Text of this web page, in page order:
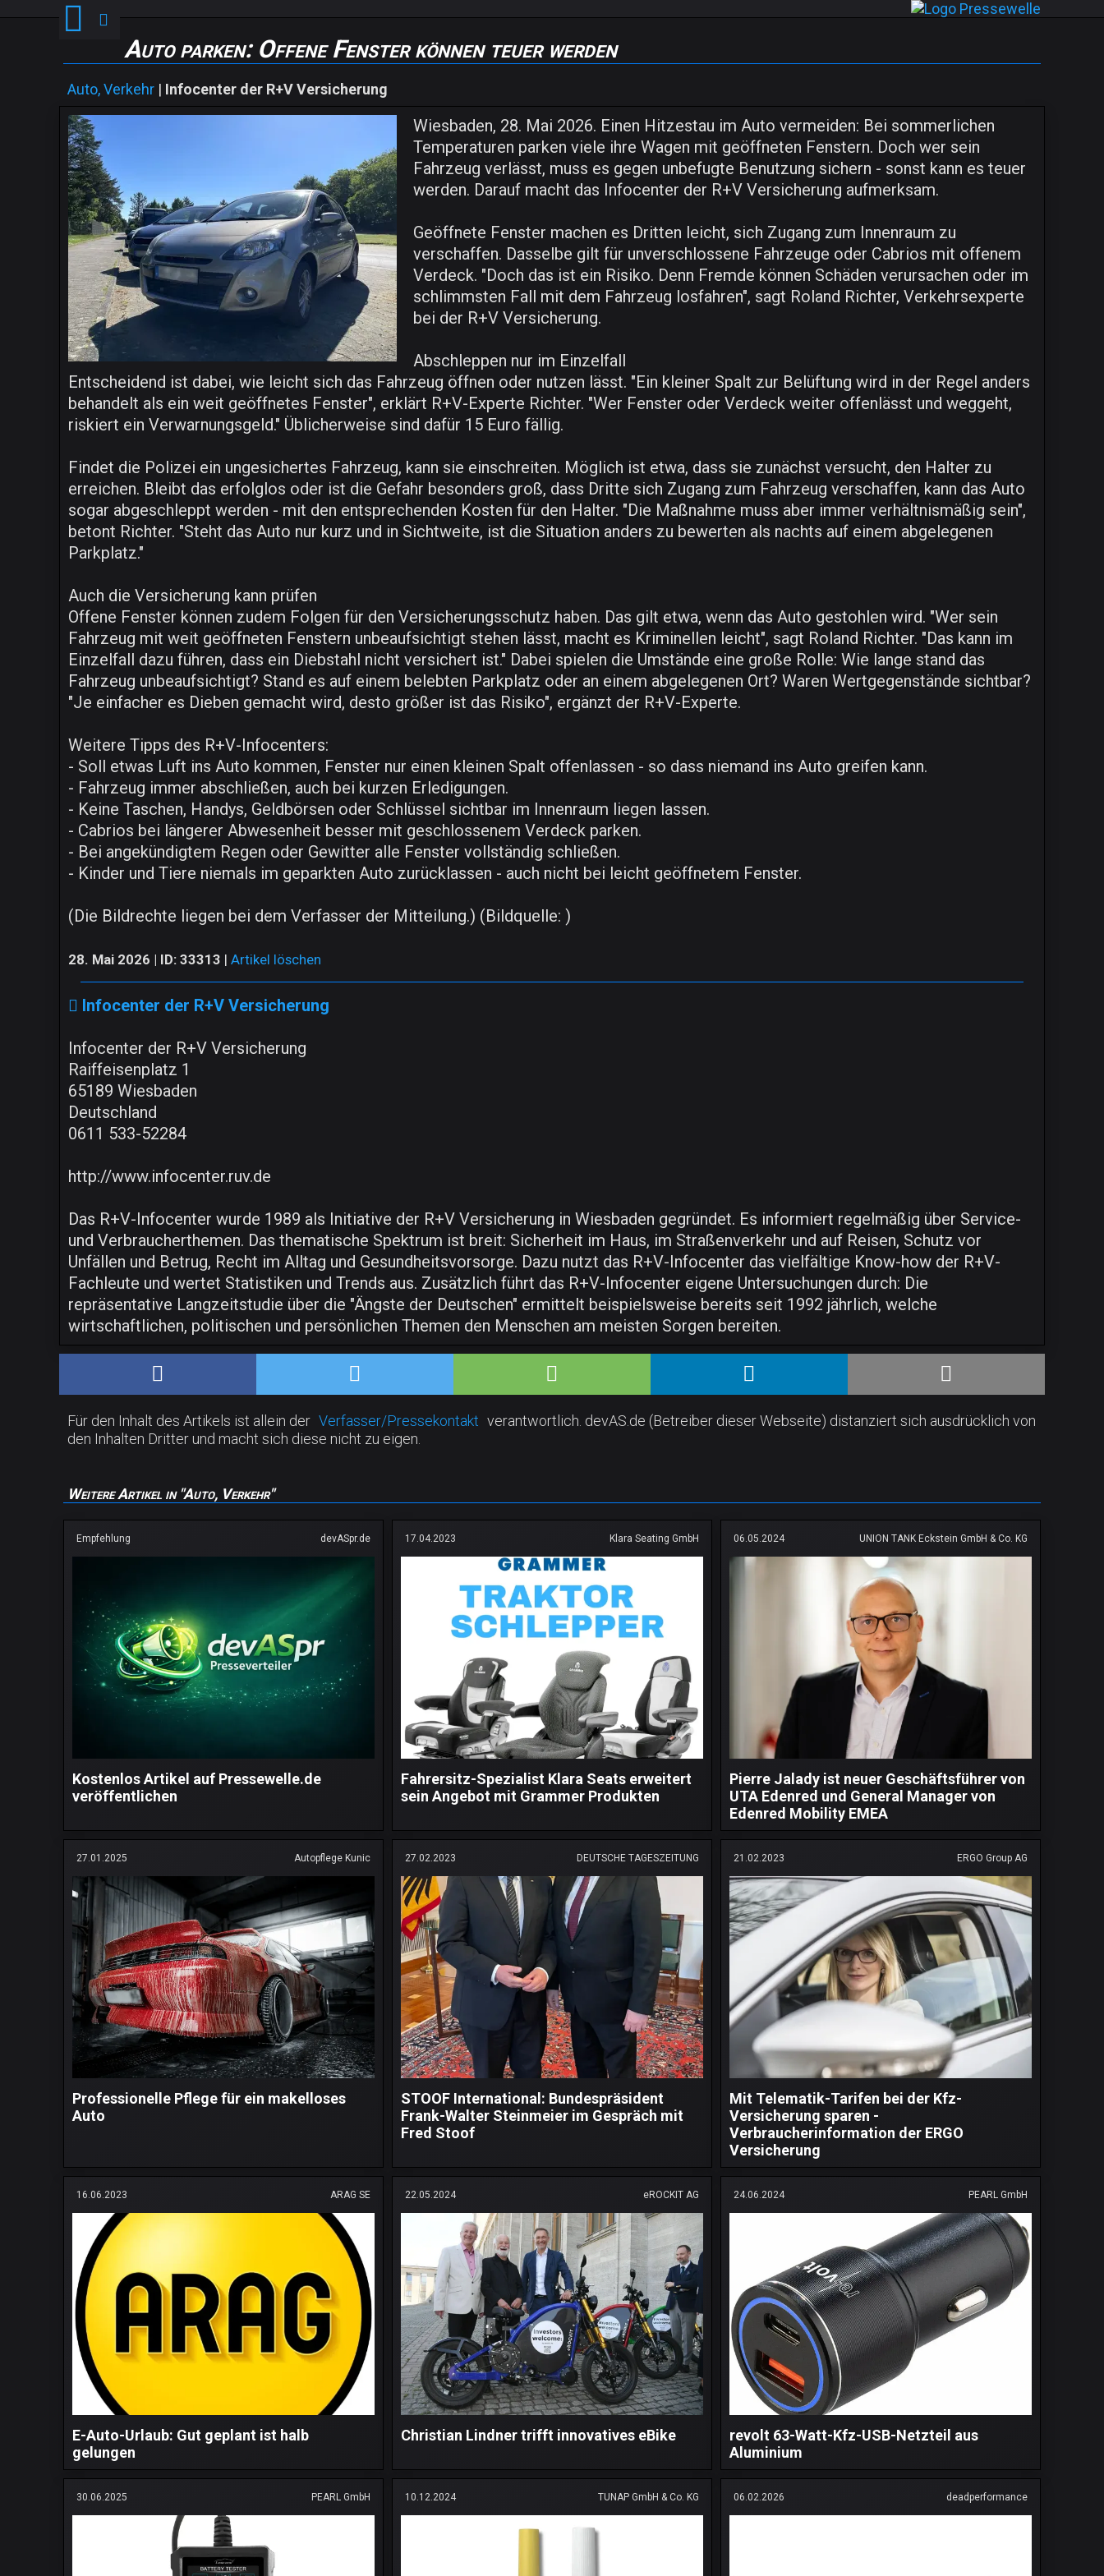
Auto parken: Offene Fenster können teuer werden
Auto, Verkehr | Infocenter der R+V Versicherung
Wiesbaden, 28. Mai 2026. Einen Hitzestau im Auto vermeiden: Bei sommerlichen
Temperaturen parken viele ihre Wagen mit geöffneten Fenstern. Doch wer sein
Fahrzeug verlässt, muss es gegen unbefugte Benutzung sichern - sonst kann es teuer
werden. Darauf macht das Infocenter der R+V Versicherung aufmerksam.
Geöffnete Fenster machen es Dritten leicht, sich Zugang zum Innenraum zu
verschaffen. Dasselbe gilt für unverschlossene Fahrzeuge oder Cabrios mit offenem
Verdeck. "Doch das ist ein Risiko. Denn Fremde können Schäden verursachen oder im
schlimmsten Fall mit dem Fahrzeug losfahren", sagt Roland Richter, Verkehrsexperte
bei der R+V Versicherung.
Abschleppen nur im Einzelfall
Entscheidend ist dabei, wie leicht sich das Fahrzeug öffnen oder nutzen lässt. "Ein kleiner Spalt zur Belüftung wird in der Regel anders
behandelt als ein weit geöffnetes Fenster", erklärt R+V-Experte Richter. "Wer Fenster oder Verdeck weiter offenlässt und weggeht,
riskiert ein Verwarnungsgeld." Üblicherweise sind dafür 15 Euro fällig.
Findet die Polizei ein ungesichertes Fahrzeug, kann sie einschreiten. Möglich ist etwa, dass sie zunächst versucht, den Halter zu
erreichen. Bleibt das erfolglos oder ist die Gefahr besonders groß, dass Dritte sich Zugang zum Fahrzeug verschaffen, kann das Auto
sogar abgeschleppt werden - mit den entsprechenden Kosten für den Halter. "Die Maßnahme muss aber immer verhältnismäßig sein",
betont Richter. "Steht das Auto nur kurz und in Sichtweite, ist die Situation anders zu bewerten als nachts auf einem abgelegenen
Parkplatz."
Auch die Versicherung kann prüfen
Offene Fenster können zudem Folgen für den Versicherungsschutz haben. Das gilt etwa, wenn das Auto gestohlen wird. "Wer sein
Fahrzeug mit weit geöffneten Fenstern unbeaufsichtigt stehen lässt, macht es Kriminellen leicht", sagt Roland Richter. "Das kann im
Einzelfall dazu führen, dass ein Diebstahl nicht versichert ist." Dabei spielen die Umstände eine große Rolle: Wie lange stand das
Fahrzeug unbeaufsichtigt? Stand es auf einem belebten Parkplatz oder an einem abgelegenen Ort? Waren Wertgegenstände sichtbar?
"Je einfacher es Dieben gemacht wird, desto größer ist das Risiko", ergänzt der R+V-Experte.
Weitere Tipps des R+V-Infocenters:
- Soll etwas Luft ins Auto kommen, Fenster nur einen kleinen Spalt offenlassen - so dass niemand ins Auto greifen kann.
- Fahrzeug immer abschließen, auch bei kurzen Erledigungen.
- Keine Taschen, Handys, Geldbörsen oder Schlüssel sichtbar im Innenraum liegen lassen.
- Cabrios bei längerer Abwesenheit besser mit geschlossenem Verdeck parken.
- Bei angekündigtem Regen oder Gewitter alle Fenster vollständig schließen.
- Kinder und Tiere niemals im geparkten Auto zurücklassen - auch nicht bei leicht geöffnetem Fenster.
(Die Bildrechte liegen bei dem Verfasser der Mitteilung.) (Bildquelle: )
28. Mai 2026 | ID: 33313 Artikel löschen
Infocenter der R+V Versicherung
Infocenter der R+V Versicherung
Raiffeisenplatz 1
65189 Wiesbaden
Deutschland
0611 533-52284
http://www.infocenter.ruv.de
Das R+V-Infocenter wurde 1989 als Initiative der R+V Versicherung in Wiesbaden gegründet. Es informiert regelmäßig über Service-
und Verbraucherthemen. Das thematische Spektrum ist breit: Sicherheit im Haus, im Straßenverkehr und auf Reisen, Schutz vor
Unfällen und Betrug, Recht im Alltag und Gesundheitsvorsorge. Dazu nutzt das R+V-Infocenter das vielfältige Know-how der R+V-
Fachleute und wertet Statistiken und Trends aus. Zusätzlich führt das R+V-Infocenter eigene Untersuchungen durch: Die
repräsentative Langzeitstudie über die "Ängste der Deutschen" ermittelt beispielsweise bereits seit 1992 jährlich, welche
wirtschaftlichen, politischen und persönlichen Themen den Menschen am meisten Sorgen bereiten.
Für den Inhalt des Artikels ist allein der Verfasser/Pressekontakt verantwortlich. devAS.de (Betreiber dieser Webseite) distanziert sich ausdrücklich von
den Inhalten Dritter und macht sich diese nicht zu eigen.
Weitere Artikel in "Auto, Verkehr"
Empfehlung devASpr.de
Kostenlos Artikel auf Pressewelle.de
veröffentlichen
17.04.2023 Klara Seating GmbH
Fahrersitz-Spezialist Klara Seats erweitert
sein Angebot mit Grammer Produkten
06.05.2024 UNION TANK Eckstein GmbH & Co. KG
Pierre Jalady ist neuer Geschäftsführer von
UTA Edenred und General Manager von
Edenred Mobility EMEA
27.01.2025 Autopflege Kunic
Professionelle Pflege für ein makelloses
Auto
27.02.2023 DEUTSCHE TAGESZEITUNG
STOOF International: Bundespräsident
Frank-Walter Steinmeier im Gespräch mit
Fred Stoof
21.02.2023 ERGO Group AG
Mit Telematik-Tarifen bei der Kfz-
Versicherung sparen -
Verbraucherinformation der ERGO
Versicherung
16.06.2023 ARAG SE
E-Auto-Urlaub: Gut geplant ist halb
gelungen
22.05.2024 eROCKIT AG
Christian Lindner trifft innovatives eBike
24.06.2024 PEARL GmbH
revolt 63-Watt-Kfz-USB-Netzteil aus
Aluminium
30.06.2025 PEARL GmbH 10.12.2024 TUNAP GmbH & Co. KG 06.02.2026 deadperformance